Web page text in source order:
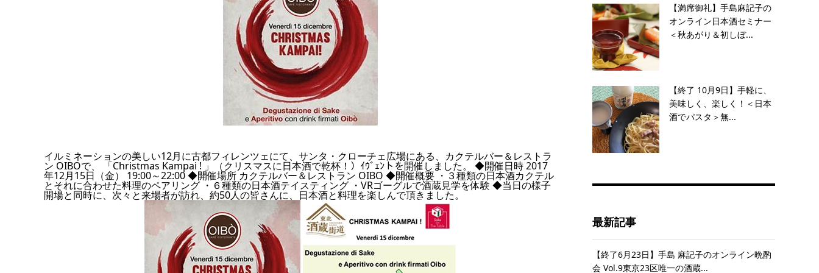
イルミネーションの美しい12月に古都フィレンツェにて、サンタ・クローチェ広場にある、カクテルバー＆レストラ
ン OIBOで、 「Christmas Kampai ! 」（クリスマスに日本酒で乾杯！）ｲｳﾞｪﾝトを開催しました。 ◆開催日時 2017
年12月15日（金） 19:00～22:00 ◆開催場所 カクテルバー＆レストラン OIBO ◆開催概要 ・３種類の日本酒カクテル
とそれに合わせた料理のペアリング ・６種類の日本酒テイスティング ・VRゴーグルで酒蔵見学を体験 ◆当日の様子
開場と同時に、次々と来場者が訪れ、約50人の皆さんに、日本酒と料理を楽しんで頂きました。
【満席御礼】手島麻記子の
オンライン日本酒セミナー
＜秋あがり＆初しぼ...
【終了 10月9日】手軽に、
美味しく、楽しく！＜日本
酒でパスタ＞無...
最新記事
【終了6月23日】手島 麻記子のオンライン晩酌
会 Vol.9東京23区唯一の酒蔵...